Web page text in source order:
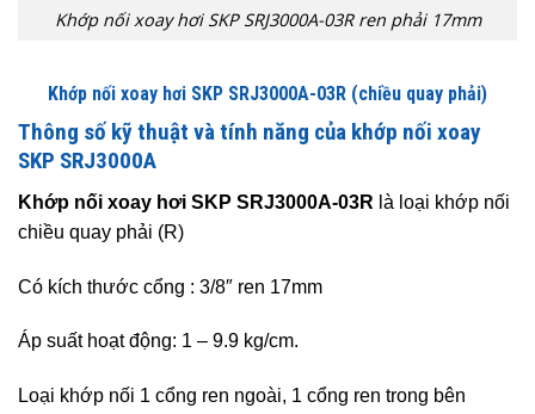
Khớp nối xoay hơi SKP SRJ3000A-03R ren phải 17mm
Khớp nối xoay hơi SKP SRJ3000A-03R (chiều quay phải)
Thông số kỹ thuật và tính năng của khớp nối xoay
SKP SRJ3000A
Khớp nối xoay hơi SKP SRJ3000A-03R là loại khớp nối
chiều quay phải (R)
Có kích thước cổng : 3/8″ ren 17mm
Áp suất hoạt động: 1 – 9.9 kg/cm.
Loại khớp nối 1 cổng ren ngoài, 1 cổng ren trong bên